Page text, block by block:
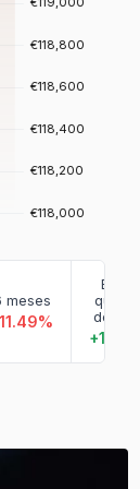
meses
En lo
que va
de